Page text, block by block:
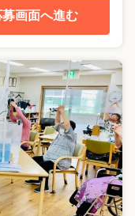
募画面へ進む